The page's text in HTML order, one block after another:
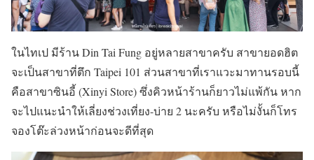
ในไทเป มีร้าน Din Tai Fung อยู่หลายสาขาครับ สาขายอดฮิต
จะเป็นสาขาที่ตึก Taipei 101 ส่วนสาขาที่เราแวะมาทานรอบนี้
คือสาขาซินอี้ (Xinyi Store) ซึ่งคิวหน้าร้านก็ยาวไม่แพ้กัน หาก
จะไปแนะนำให้เลี่ยงช่วงเที่ยง-บ่าย 2 นะครับ หรือไม่งั้นก็โทร
จองโต๊ะล่วงหน้าก่อนจะดีที่สุด